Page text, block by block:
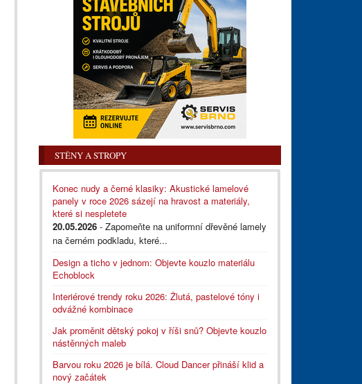
STĚNY A STROPY
Konec nudy a černé klasiky: Akustické lamelové
panely v roce 2026 sázejí na hravost a materiály,
které si nespletete
20.05.2026 - Zapomeňte na uniformní dřevěné lamely
na černém podkladu, které...
Design a ticho v jednom: Objevte kouzlo materiálu
Echoblock
Interiérové trendy roku 2026: Žlutá, pastelové tóny i
odvážné kombinace
Jak proměnit dětský pokoj v říši snů? Objevte kouzlo
nástěnných maleb
Barvou roku 2026 je bílá. Cloud Dancer přináší klid a
nový začátek